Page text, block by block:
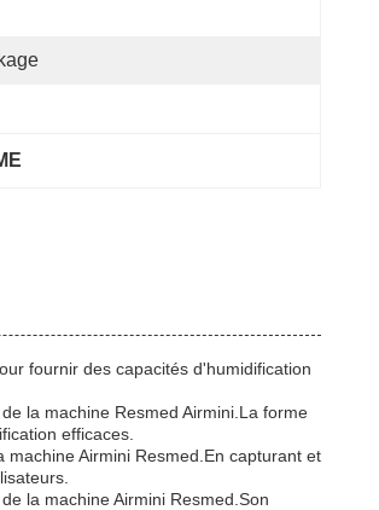
fournir des capacités d'humidification
la machine Resmed Airmini.La forme
efficaces.
Airmini Resmed.En capturant et
la machine Airmini Resmed.Son